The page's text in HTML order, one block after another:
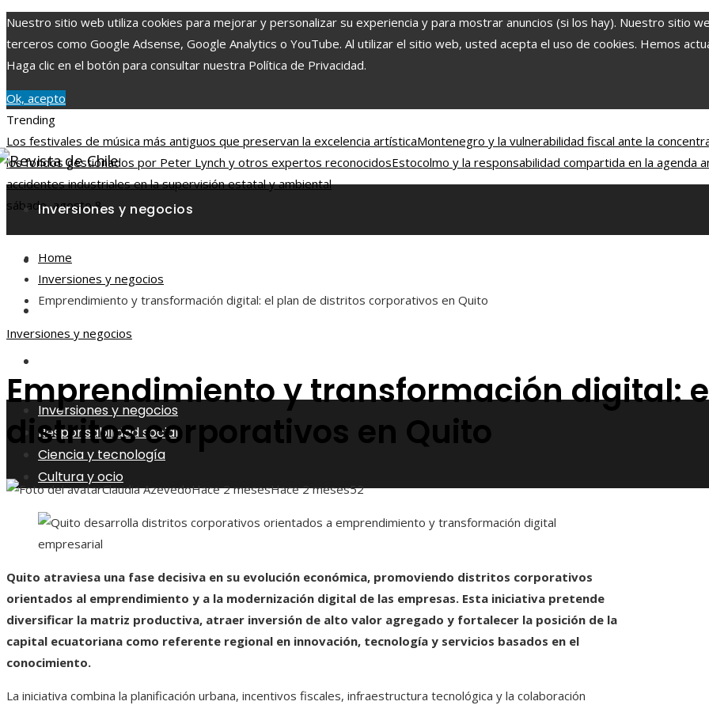
Nuestro sitio web utiliza cookies para mejorar y personalizar su experiencia y para mostrar anuncios (si los hay). Nuestro sitio
terceros como Google Adsense, Google Analytics o YouTube. Al utilizar el sitio web, usted acepta el uso de cookies. Hemos
Haga clic en el botón para consultar nuestra Política de Privacidad.
Ok, acepto
Trending
Los festivales de música más antiguos que preservan la excelencia artísticaMontenegro y la vulnerabilidad fiscal ante la
los fondos gestionados por Peter Lynch y otros expertos reconocidosEstocolmo y la responsabilidad compartida en la agenda
accidentes industriales en la supervisión estatal y ambiental
sábado, agosto 8
Inversiones y negocios
Responsabilidad social
Ciencia y tecnología
Inversiones y negocios
Responsabilidad social
Ciencia y tecnología
Cultura y ocio
Home
Inversiones y negocios
Emprendimiento y transformación digital: el plan de distritos corporativos en Quito
Inversiones y negocios
Emprendimiento y transformación digital:
distritos corporativos en Quito
Claudia AzevedoHace 2 mesesHace 2 meses52
Quito atraviesa una fase decisiva en su evolución económica, promoviendo distritos corporativos
orientados al emprendimiento y a la modernización digital de las empresas. Esta iniciativa pretende
diversificar la matriz productiva, atraer inversión de alto valor agregado y fortalecer la posición de la
capital ecuatoriana como referente regional en innovación, tecnología y servicios basados en el
conocimiento.
La iniciativa combina la planificación urbana, incentivos fiscales, infraestructura tecnológica y la colaboración